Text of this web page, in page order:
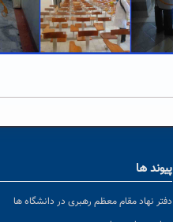
پیوند ها
دفتر نهاد مقام معظم رهبری در دانشگاه ها